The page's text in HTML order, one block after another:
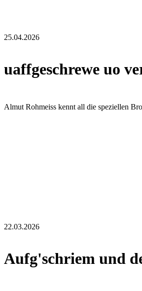
25.04.2026
uaffgeschrewe uo
Almut Rohmeiss kennt all die speziellen
22.03.2026
Aufg'schriem und